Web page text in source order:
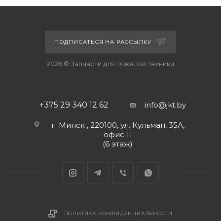
ПОДПИСАТЬСЯ НА РАССЫЛКУ
2026 © Запчасти для тяжелой техники
+375 29 340 12 62 info@jkt.by
г. Минск , 220100, ул. Кульман, 35А,
офис 11
(6 этаж)
ПОЛИТИКА КОНФИДЕНЦИАЛЬНОСТИ